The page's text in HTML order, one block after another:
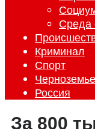
Среда
Криминал
Спорт
Черноземье
Россия
За 800